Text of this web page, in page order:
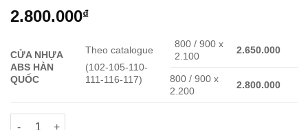
2.800.000₫
CỬA NHỰA
ABS HÀN
QUỐC
Theo catalogue
(102-105-110-
111-116-117)
800 / 900 x
2.100
2.650.000
800 / 900 x
2.200
2.800.000
Giá cửa nhựa ABS Hàn Quốc số lượng